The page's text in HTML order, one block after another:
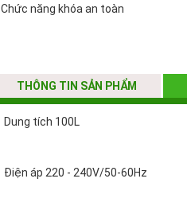
Chức năng khóa an toàn
THÔNG TIN SẢN PHẨM
Dung tích 100L
Điện áp 220 - 240V/50-60Hz